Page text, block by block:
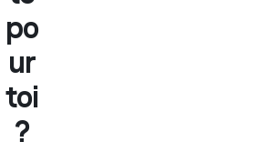
po
ur
toi
?